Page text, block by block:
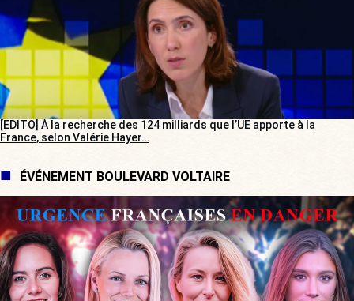
[EDITO] À la recherche des 124 milliards que l’UE apporte à la
France, selon Valérie Hayer…
ÉVÉNEMENT BOULEVARD VOLTAIRE